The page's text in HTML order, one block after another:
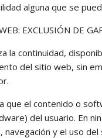
alguna que se
EXCLUSIÓN DE
la continuidad,
del sitio web, sin
que el contenido o
del usuario. En
y el uso